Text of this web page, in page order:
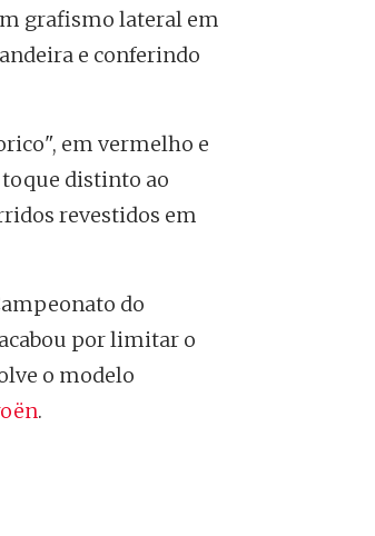
grafismo lateral em
e conferindo
em vermelho e
toque distinto ao
revestidos em
do
por limitar o
o modelo
.